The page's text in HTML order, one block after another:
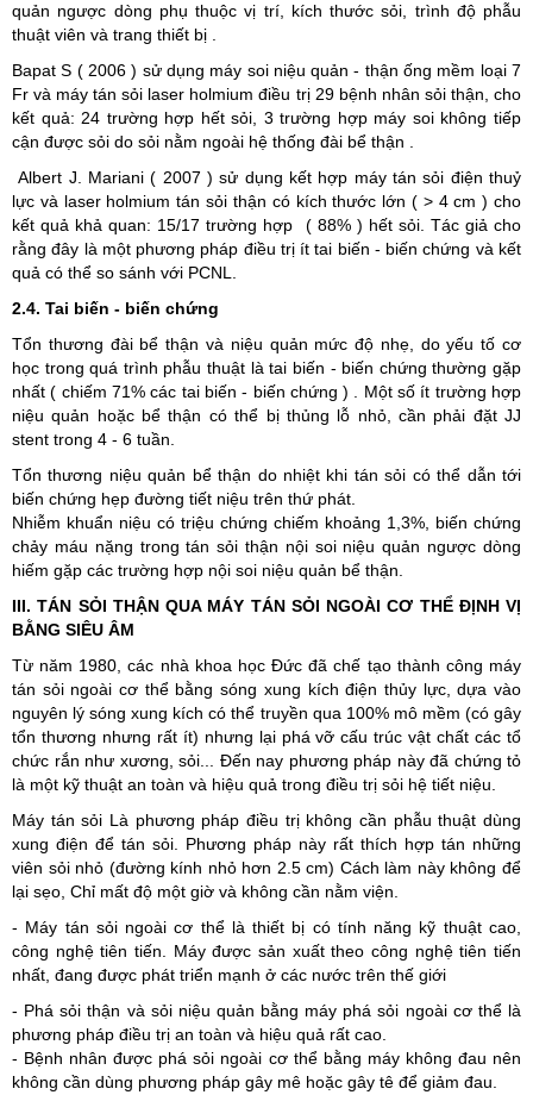
quản ngược dòng phụ thuộc vị trí, kích thước sỏi, trình độ phẫu
thuật viên và trang thiết bị .
Bapat S ( 2006 ) sử dụng máy soi niệu quản - thận ống mềm loại 7
Fr và máy tán sỏi laser holmium điều trị 29 bệnh nhân sỏi thận, cho
kết quả: 24 trường hợp hết sỏi, 3 trường hợp máy soi không tiếp
cận được sỏi do sỏi nằm ngoài hệ thống đài bể thận .
Albert J. Mariani ( 2007 ) sử dụng kết hợp máy tán sỏi điện thuỷ
lực và laser holmium tán sỏi thận có kích thước lớn ( > 4 cm ) cho
kết quả khả quan: 15/17 trường hợp ( 88% ) hết sỏi. Tác giả cho
rằng đây là một phương pháp điều trị ít tai biến - biến chứng và kết
quả có thể so sánh với PCNL.
2.4. Tai biến - biến chứng
Tổn thương đài bể thận và niệu quản mức độ nhẹ, do yếu tố cơ
học trong quá trình phẫu thuật là tai biến - biến chứng thường gặp
nhất ( chiếm 71% các tai biến - biến chứng ) . Một số ít trường hợp
niệu quản hoặc bể thận có thể bị thủng lỗ nhỏ, cần phải đặt JJ
stent trong 4 - 6 tuần.
Tổn thương niệu quản bể thận do nhiệt khi tán sỏi có thể dẫn tới
biến chứng hẹp đường tiết niệu trên thứ phát.
Nhiễm khuẩn niệu có triệu chứng chiếm khoảng 1,3%, biến chứng
chảy máu nặng trong tán sỏi thận nội soi niệu quản ngược dòng
hiếm gặp các trường hợp nội soi niệu quản bể thận.
III. TÁN SỎI THẬN QUA MÁY TÁN SỎI NGOÀI CƠ THỂ ĐỊNH VỊ
BẰNG SIÊU ÂM
Từ năm 1980, các nhà khoa học Ðức đã chế tạo thành công máy
tán sỏi ngoài cơ thể bằng sóng xung kích điện thủy lực, dựa vào
nguyên lý sóng xung kích có thể truyền qua 100% mô mềm (có gây
tổn thương nhưng rất ít) nhưng lại phá vỡ cấu trúc vật chất các tổ
chức rắn như xương, sỏi... Ðến nay phương pháp này đã chứng tỏ
là một kỹ thuật an toàn và hiệu quả trong điều trị sỏi hệ tiết niệu.
Máy tán sỏi Là phương pháp điều trị không cần phẫu thuật dùng
xung điện để tán sỏi. Phương pháp này rất thích hợp tán những
viên sỏi nhỏ (đường kính nhỏ hơn 2.5 cm) Cách làm này không để
lại sẹo, Chỉ mất độ một giờ và không cần nằm viện.
- Máy tán sỏi ngoài cơ thể là thiết bị có tính năng kỹ thuật cao,
công nghệ tiên tiến. Máy được sản xuất theo công nghệ tiên tiến
nhất, đang được phát triển mạnh ở các nước trên thế giới
- Phá sỏi thận và sỏi niệu quản bằng máy phá sỏi ngoài cơ thể là
phương pháp điều trị an toàn và hiệu quả rất cao.
- Bệnh nhân được phá sỏi ngoài cơ thể bằng máy không đau nên
không cần dùng phương pháp gây mê hoặc gây tê để giảm đau.